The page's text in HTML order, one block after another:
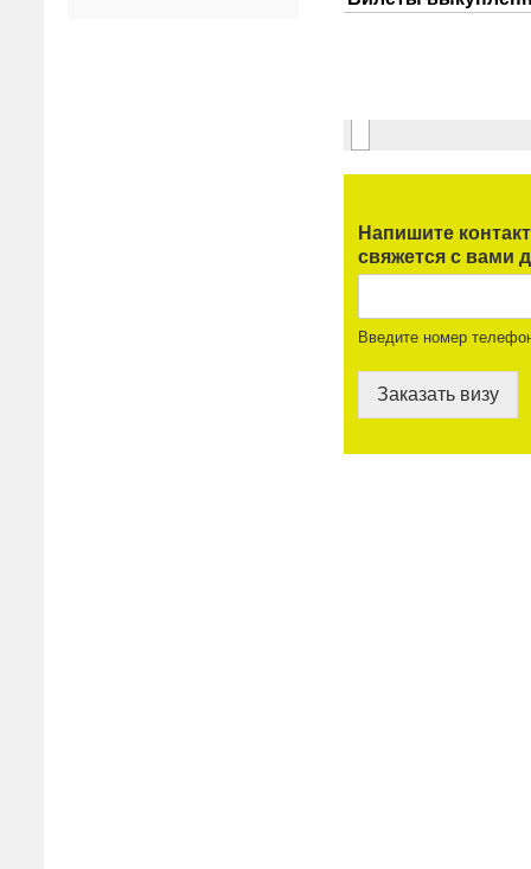
Напишите
свяжется с вами
Введите номер
Заказать визу